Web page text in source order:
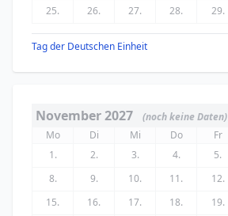
25.
26. 27. 28. 29.
Tag der Deutschen Einheit
November 2027
(noch keine Daten)
Mo
Di Mi Do Fr
1.
2. 3. 4. 5.
8.
9. 10. 11. 12.
15.
16. 17. 18. 19.